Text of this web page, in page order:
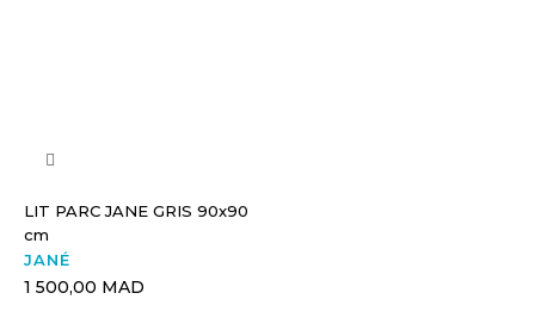
LIT PARC JANE GRIS 90x90
cm
JANÉ
1 500,00 MAD